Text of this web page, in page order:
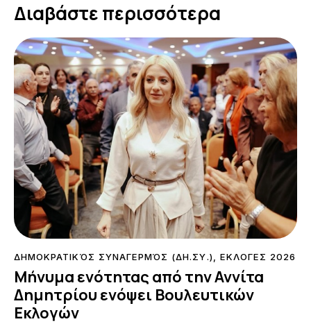
Διαβάστε περισσότερα
ΔΗΜΟΚΡΑΤΙΚΌΣ ΣΥΝΑΓΕΡΜΌΣ (ΔΗ.ΣΥ.), ΕΚΛΟΓΕΣ 2026
Μήνυμα ενότητας από την Αννίτα
Δημητρίου ενόψει Βουλευτικών
Εκλογών